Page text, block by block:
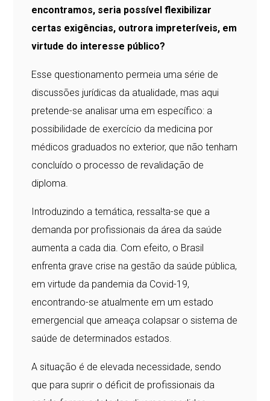
encontramos, seria possível flexibilizar
certas exigências, outrora impreteríveis, em
virtude do interesse público?
Esse questionamento permeia uma série de
discussões jurídicas da atualidade, mas aqui
pretende-se analisar uma em específico: a
possibilidade de exercício da medicina por
médicos graduados no exterior, que não tenham
concluído o processo de revalidação de
diploma.
Introduzindo a temática, ressalta-se que a
demanda por profissionais da área da saúde
aumenta a cada dia. Com efeito, o Brasil
enfrenta grave crise na gestão da saúde pública,
em virtude da pandemia da Covid-19,
encontrando-se atualmente em um estado
emergencial que ameaça colapsar o sistema de
saúde de determinados estados.
A situação é de elevada necessidade, sendo
que para suprir o déficit de profissionais da